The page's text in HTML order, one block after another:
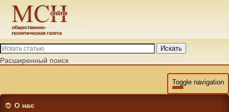
Искать
Расширенный поиск
Toggle navigation
О нас